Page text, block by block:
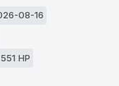
08-16
HP